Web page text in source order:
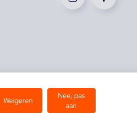
Weigeren
Nee, pas
aan